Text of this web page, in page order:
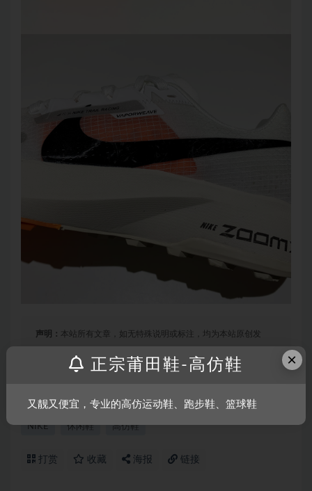
声明： 本站所有文章，如无特殊说明或标注，均为本站原创发
采集、发布本站内容到任何网站、书籍等各类媒体平台。如若本
NIKE 休闲鞋 高仿鞋
打赏 收藏 海报 链接
×
正宗莆田鞋-高仿鞋
又靓又便宜，专业的高仿运动鞋、跑步鞋、篮球鞋